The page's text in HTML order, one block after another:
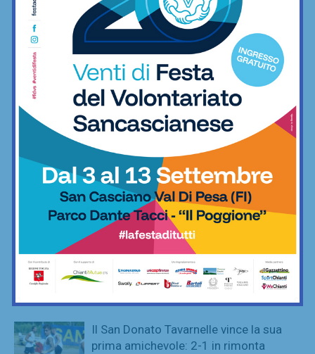
Calcio
Seconda: “Una gioia immensa. Pronti
ad affrontare la nuova avventura”
Calcio
Grassina al lavoro per la stagione
2026/27, sospeso ancora tra due
categorie
Calcio
Sette ripescaggi per la Seconda
Categoria 2026/27: fa festa anche la
Virtus Lilliano
Serie D, ecco i due passaggi
fondamentali su organici e calendari (e
il Grassina spera…)
Il Grassina aggiunge tre giovani innesti:
Errunghi, Castellucci e Mastrolia
Il San Donato Tavarnelle vince la sua
prima amichevole: 2-1 in rimonta